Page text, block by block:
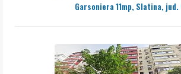
Garsoniera 11mp, Slatina, jud.